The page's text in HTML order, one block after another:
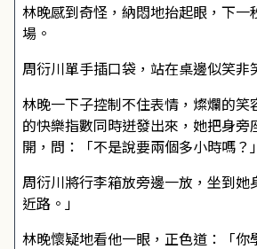
林晚感到奇怪，納悶地抬起眼，下一
場。
周衍川單手插口袋，站在桌邊似笑非
林晚一下子控制不住表情，燦爛的笑
的快樂指數同時迸發出來，她把身旁
開，問：「不是說要兩個多小時嗎？」
周衍川將行李箱放旁邊一放，坐到她
近路。」
林晚懷疑地看他一眼，正色道：「你